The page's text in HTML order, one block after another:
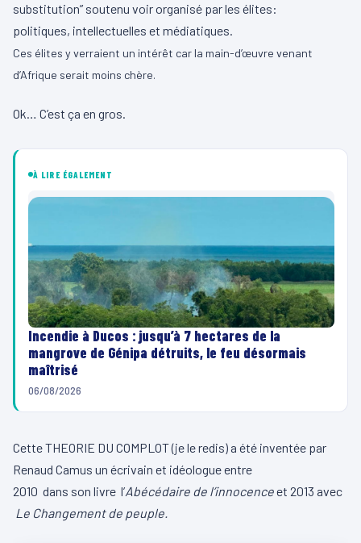
substitution” soutenu voir organisé par les élites:
politiques, intellectuelles et médiatiques.
Ces élites y verraient un intérêt car la main-d’œuvre venant
d’Afrique serait moins chère.
Ok… C’est ça en gros.
À LIRE ÉGALEMENT
Incendie à Ducos : jusqu’à 7 hectares de la
mangrove de Génipa détruits, le feu désormais
maîtrisé
06/08/2026
Cette THEORIE DU COMPLOT (je le redis) a été inventée par
Renaud Camus un écrivain et idéologue entre
2010 dans son livre l’Abécédaire de l’innocenceet 2013 avec
Le Changement de peuple.